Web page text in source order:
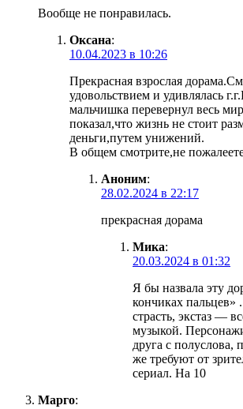
Вообще не понравилась.
Оксана:
10.04.2023 в 10:26
Прекрасная взрослая
удовольствием и удивлялась
мальчишка перевернул весь
показал,что жизнь не стоит
деньги,путем унижений.
В общем смотрите,не
Аноним:
28.02.2024 в 22:17
прекрасная дорама
Мика:
20.03.2024 в 01:32
Я бы назвала эту
кончиках пальцев»
страсть, экстаз —
музыкой.
друга с полуслова,
же требуют от
сериал. На 10
Марго: